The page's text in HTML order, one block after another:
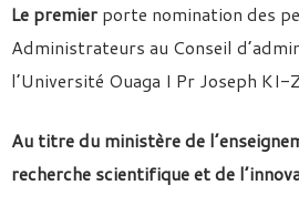
Le premier porte nomination des
Administrateurs au Conseil
l’Université Ouaga I Pr Joseph KI-
Au titre du ministère de
recherche scientifique et de